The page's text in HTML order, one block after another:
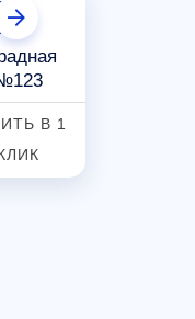
В 1